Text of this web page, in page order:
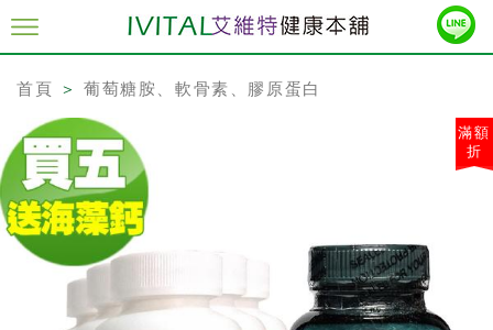
首頁 ＞ 葡萄糖胺、軟骨素、膠原蛋白
滿額
折